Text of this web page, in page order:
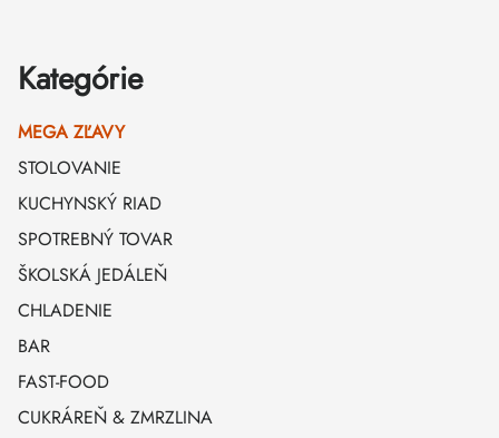
Kategórie
MEGA ZĽAVY
STOLOVANIE
KUCHYNSKÝ RIAD
SPOTREBNÝ TOVAR
ŠKOLSKÁ JEDÁLEŇ
CHLADENIE
BAR
FAST-FOOD
CUKRÁREŇ & ZMRZLINA